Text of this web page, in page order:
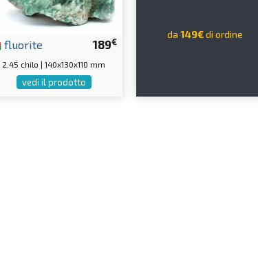
189€
fluorite
2.45 chilo | 140x130x110 mm
vedi il prodotto
da 149€di ordine